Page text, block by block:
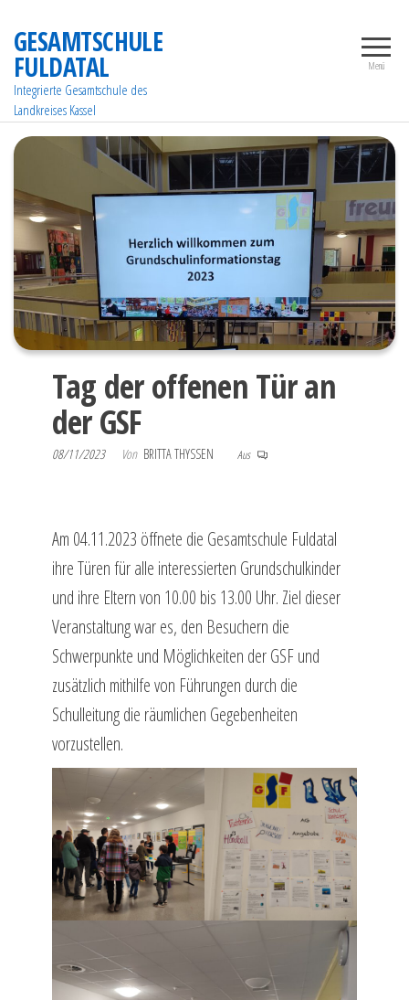
Inhalt
springen
GESAMTSCHULE
FULDATAL
Integrierte Gesamtschule des
Landkreises Kassel
Menü
Tag der offenen Tür an
der GSF
08/11/2023 Von BRITTA THYSSEN Aus
Am 04.11.2023 öffnete die Gesamtschule Fuldatal
ihre Türen für alle interessierten Grundschulkinder
und ihre Eltern von 10.00 bis 13.00 Uhr. Ziel dieser
Veranstaltung war es, den Besuchern die
Schwerpunkte und Möglichkeiten der GSF und
zusätzlich mithilfe von Führungen durch die
Schulleitung die räumlichen Gegebenheiten
vorzustellen.